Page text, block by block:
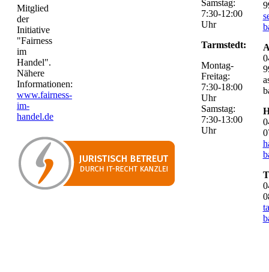
Mitglied
der
Initiative
"Fairness
im
Handel".
Nähere
Informationen:
www.fairness-
im-
handel.de
Samstag:
7:30-12:00
Uhr
Tarmstedt:
Montag-
Freitag:
7:30-18:00
Uhr
Samstag:
7:30-13:00
Uhr